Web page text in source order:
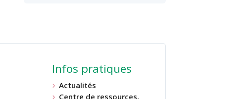
Infos pratiques
Actualités
Centre de ressources,